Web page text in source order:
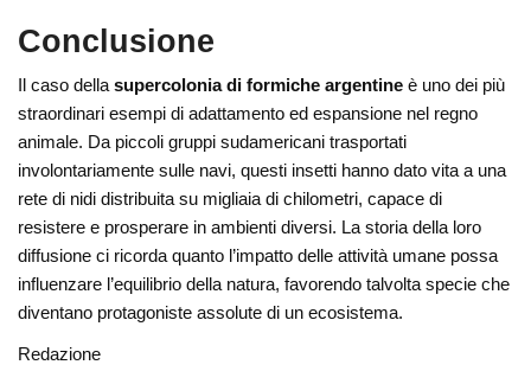
Conclusione
Il caso dellasupercolonia di formiche argentine è uno dei più
straordinari esempi di adattamento ed espansione nel regno
animale. Da piccoli gruppi sudamericani trasportati
involontariamente sulle navi, questi insetti hanno dato vita a una
rete di nidi distribuita su migliaia di chilometri, capace di
resistere e prosperare in ambienti diversi. La storia della loro
diffusione ci ricorda quanto l’impatto delle attività umane possa
influenzare l’equilibrio della natura, favorendo talvolta specie che
diventano protagoniste assolute di un ecosistema.
Redazione